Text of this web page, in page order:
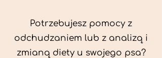
Potrzebujesz pomocy z
odchudzaniem lub z analizą i
zmianą diety u swojego psa?